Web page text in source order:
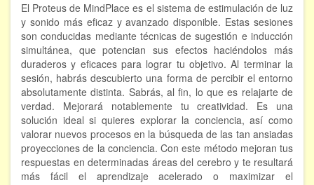
Entrenamiento
mental
El Proteus de MindPlace es el sistema de estimulación de luz
y sonido más eficaz y avanzado disponible. Estas sesiones
son conducidas mediante técnicas de sugestión e inducción
simultánea, que potencian sus efectos haciéndolos más
duraderos y eficaces para lograr tu objetivo. Al terminar la
sesión, habrás descubierto una forma de percibir el entorno
absolutamente distinta. Sabrás, al fin, lo que es relajarte de
verdad. Mejorará notablemente tu creatividad. Es una
solución ideal si quieres explorar la conciencia, así como
valorar nuevos procesos en la búsqueda de las tan ansiadas
proyecciones de la conciencia. Con este método mejoran tus
respuestas en determinadas áreas del cerebro y te resultará
más fácil el aprendizaje acelerado o maximizar el